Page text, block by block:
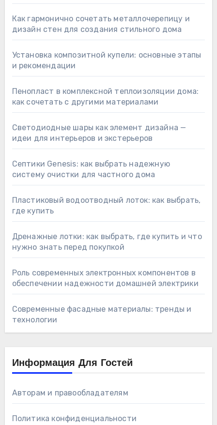
Как гармонично сочетать металлочерепицу и
дизайн стен для создания стильного дома
Установка композитной купели: основные этапы
и рекомендации
Пенопласт в комплексной теплоизоляции дома:
как сочетать с другими материалами
Светодиодные шары как элемент дизайна —
идеи для интерьеров и экстерьеров
Септики Genesis: как выбрать надежную
систему очистки для частного дома
Пластиковый водоотводный лоток: как выбрать,
где купить
Дренажные лотки: как выбрать, где купить и что
нужно знать перед покупкой
Роль современных электронных компонентов в
обеспечении надежности домашней электрики
Современные фасадные материалы: тренды и
технологии
Информация Для Гостей
Авторам и правообладателям
Политика конфиденциальности